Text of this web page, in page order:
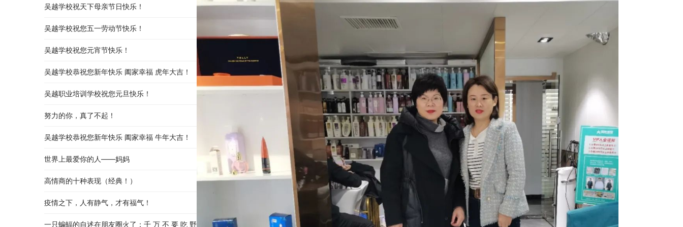
吴越学校祝天下母亲节日快乐！
吴越学校祝您五一劳动节快乐！
吴越学校祝您元宵节快乐！
吴越学校恭祝您新年快乐 阖家幸福 虎年大吉！
吴越职业培训学校祝您元旦快乐！
努力的你，真了不起！
吴越学校恭祝您新年快乐 阖家幸福 牛年大吉！
世界上最爱你的人——妈妈
高情商的十种表现（经典！）
疫情之下，人有静气，才有福气！
一只蝙蝠的自述在朋友圈火了：千 万 不 要 吃 野